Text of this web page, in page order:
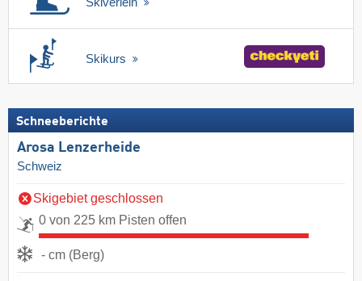
Skikurs
Schneeberichte
Arosa Lenzerheide
Schweiz
Skigebiet geschlossen
0 von 225 km Pisten offen
- cm (Berg)